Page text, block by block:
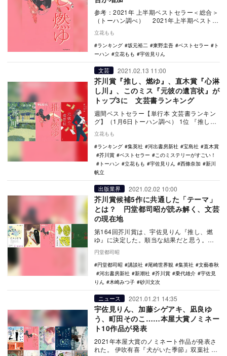
参考：2021年 上半期ベストセラー＜総合＞
（トーハン調べ） 2021年上半期ベストセ
ラー、まずは総合ランキングについてご
紹…
立花もも
ランキング
坂元裕二 東野圭吾 ベストセラー
ト
ーハン
立花もも 宇佐見りん
文芸 2021.02.13 11:00
芥川賞『推し、燃ゆ』、直木賞『心淋
し川』、このミス『元彼の遺言状』が
トップ3に 文芸書ランキング
週間ベストセラー【単行本 文芸書ランキン
グ】（1月6日トーハン調べ） 1位 『推し、
燃ゆ』宇佐見りん 河出書房新社 2位 『…
立花もも
ランキング
集英社 河出書房新社 宝島社
直木賞
芥川賞
ベストセラー
このミステリーがすごい！
トーハン
立花もも 宇佐見りん 西條奈加
新川
帆立
出版業界 2021.02.02 10:00
芥川賞候補5作に共通した「テーマ」
とは？ 円堂都司昭が読み解く、文芸
の現在地
第164回芥川賞は、宇佐見りん『推し、燃
ゆ』に決定した。順当な結果だと思う。同
練習』、木崎…
円堂都司昭
円堂都司昭
講談社 尾崎世界観 集英社
文藝春秋
河出書房新社
新潮社 芥川賞 乗代雄介
宇佐見
りん
木崎みつ子 砂川文次
ニュース 2021.01.21 14:35
宇佐見りん、加藤シゲアキ、凪良ゆ
う、町田そのこ……本屋大賞ノミネー
ト10作品が発表
2021年本屋大賞のノミネート作品が発表さ
れた。 伊吹有喜『犬がいた季節』双葉社 青